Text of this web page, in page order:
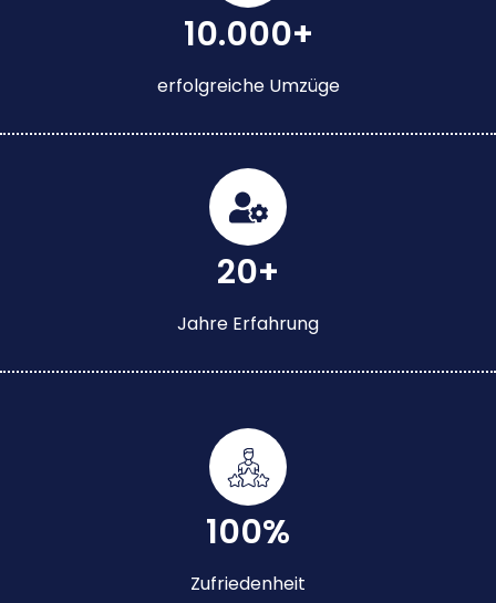
10.000+
erfolgreiche Umzüge
20+
Jahre Erfahrung
100%
Zufriedenheit